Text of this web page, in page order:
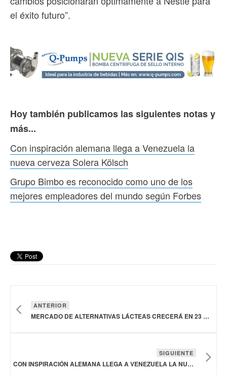
el éxito futuro”.
Hoy también publicamos las siguientes notas y
más...
Con inspiración alemana llega a Venezuela la
nueva cerveza Solera Kölsch
Grupo Bimbo es reconocido como uno de los
mejores empleadores del mundo según Forbes
ANTERIOR
MERCADO DE ALTERNATIVAS LÁCTEAS CRECERÁ EN 23 MIL MDD ENTRE 2024 Y 2028
SIGUIENTE
CON INSPIRACIÓN ALEMANA LLEGA A VENEZUELA LA NUEVA CERVEZA SOLERA KÖLSCH